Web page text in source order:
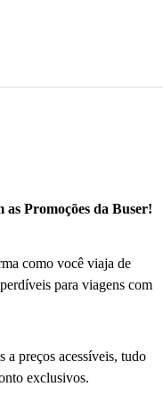
Promoções da Buser!
como você viaja de
para viagens com
preços acessíveis, tudo
exclusivos.